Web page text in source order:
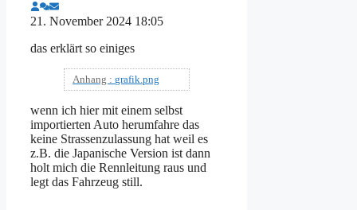
21. November 2024 18:05
das erklärt so einiges
Anhang : grafik.png
wenn ich hier mit einem selbst
importierten Auto herumfahre das
keine Strassenzulassung hat weil es
z.B. die Japanische Version ist dann
holt mich die Rennleitung raus und
legt das Fahrzeug still.